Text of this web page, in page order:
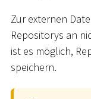
Zur externen
Repositorys an
ist es möglich,
speichern.